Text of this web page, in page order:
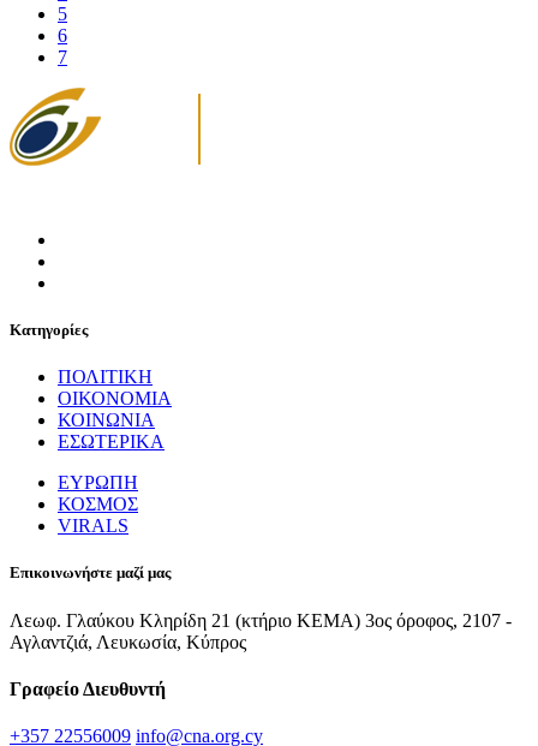
5
6
7
Κατηγορίες
ΠΟΛΙΤΙΚΗ
ΟΙΚΟΝΟΜΙΑ
ΚΟΙΝΩΝΙΑ
ΕΣΩΤΕΡΙΚΑ
ΕΥΡΩΠΗ
ΚΟΣΜΟΣ
VIRALS
Επικοινωνήστε μαζί μας
Λεωφ. Γλαύκου Κληρίδη 21 (κτήριο ΚΕΜΑ) 3ος όροφος, 2107 -
Αγλαντζιά, Λευκωσία, Κύπρος
Γραφείο Διευθυντή
+357 22556009 info@cna.org.cy